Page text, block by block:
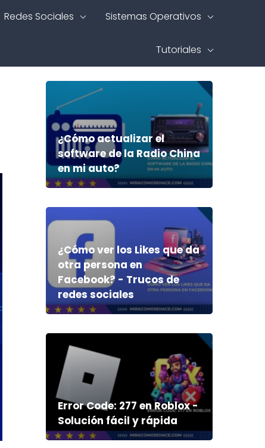
Redes Sociales Sistemas Operativos
Tutoriales
¿Cómo actualizar el
software de la Radio China
en mi auto?
¿Cómo ver los Likes que da
otra persona en
Facebook? - Trucos de
redes sociales
Error Code: 277 en Roblox -
Solución fácil y rápida